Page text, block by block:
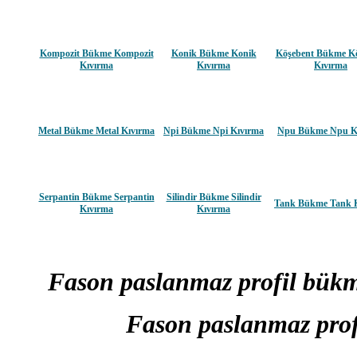
Kompozit Bükme Kompozit
Kıvırma
Konik Bükme Konik
Kıvırma
Köşebent Bükme
Kıvırma
Metal Bükme Metal Kıvırma Npi Bükme Npi Kıvırma Npu Bükme Npu
Serpantin Bükme Serpantin
Kıvırma
Silindir Bükme Silindir
Kıvırma
Tank Bükme Tank
Fason paslanmaz profil
Fason paslanmaz